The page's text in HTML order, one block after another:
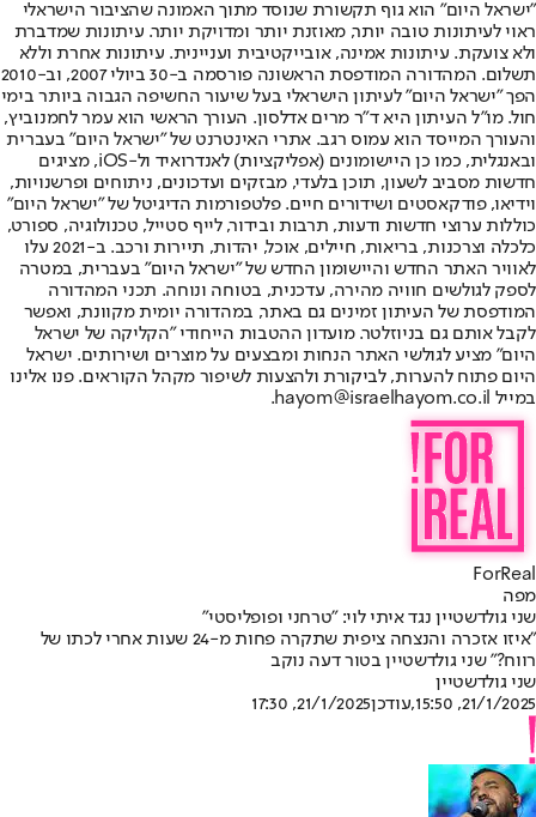
"ישראל היום" הוא גוף תקשורת שנוסד מתוך האמונה שהציבור הישראלי
ראוי לעיתונות טובה יותר, מאוזנת יותר ומדויקת יותר. עיתונות שמדברת
ולא צועקת. עיתונות אמינה, אובייקטיבית ועניינית. עיתונות אחרת וללא
תשלום. המהדורה המודפסת הראשונה פורסמה ב-30 ביולי 2007, וב-2010
הפך "ישראל היום" לעיתון הישראלי בעל שיעור החשיפה הגבוה ביותר בימי
חול. מו"ל העיתון היא ד"ר מרים אדלסון. העורך הראשי הוא עמר לחמנוביץ,
והעורך המייסד הוא עמוס רגב. אתרי האינטרנט של "ישראל היום" בעברית
ובאנגלית, כמו כן היישומונים (אפליקציות) לאנדרואיד ול-iOS, מציגים
חדשות מסביב לשעון, תוכן בלעדי, מבזקים ועדכונים, ניתוחים ופרשנויות,
וידיאו, פודקאסטים ושידורים חיים. פלטפורמות הדיגיטל של "ישראל היום"
כוללות ערוצי חדשות ודעות, תרבות ובידור, לייף סטייל, טכנולוגיה, ספורט,
כלכלה וצרכנות, בריאות, חיילים, אוכל, יהדות, תיירות ורכב. ב-2021 עלו
לאוויר האתר החדש והיישומון החדש של "ישראל היום" בעברית, במטרה
לספק לגולשים חוויה מהירה, עדכנית, בטוחה ונוחה. תכני המהדורה
המודפסת של העיתון זמינים גם באתר, במהדורה יומית מקוונת, ואפשר
לקבל אותם גם בניוזלטר. מועדון ההטבות הייחודי "הקליקה של ישראל
היום" מציע לגולשי האתר הנחות ומבצעים על מוצרים ושירותים. ישראל
היום פתוח להערות, לביקורת ולהצעות לשיפור מקהל הקוראים. פנו אלינו
במייל hayom@israelhayom.co.il.
ForReal
מפה
שני גולדשטיין נגד איתי לוי: "טרחני ופופליסטי"
"איזו אזכרה והנצחה ציפית שתקרה פחות מ-24 שעות אחרי לכתו של
רווח?" שני גולדשטיין בטור דעה נוקב
שני גולדשטיין
21/1/2025, 15:50
,עודכן21/1/2025, 17:30